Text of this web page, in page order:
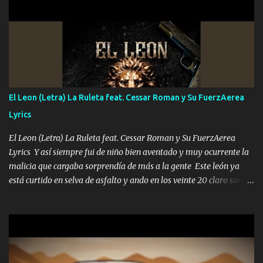
corriente no quieren verte subir de level trucha mis plebes Música
A veces me pongo un sombrero a veces me ven la cachucha de lado
con la mirada siempre en alto A veces me fajó una super o a veces
me fajó una Glock siempre armado todas las generaciones yo
traigo El chiste es que hago lo que quiero pues así soy me mandó
yo tengo el control a todos yo les paro el dedo soy hocicon un
malcriado un malandrón Que Les importa no saben nada falsas
las risas las que me miran hay gente corriente no quieren ve...
El Leon (Letra) La Ruleta feat. Cessar Roman y Su FuerzAerea
Lyrics
El Leon (Letra) La Ruleta feat. Cessar Roman y Su FuerzAerea
Lyrics Y así siempre fui de niño bien aventado y muy ocurrente la
malicia que cargaba sorprendía de más a la gente Este león ya
está curtido en selva de asfalto y ando en los veinte 20 claro son
pa más pues hay charola les voy a dar hasta topar pues no hay de
otra Música Surcando bien mi camino voy por mi línea no veo a